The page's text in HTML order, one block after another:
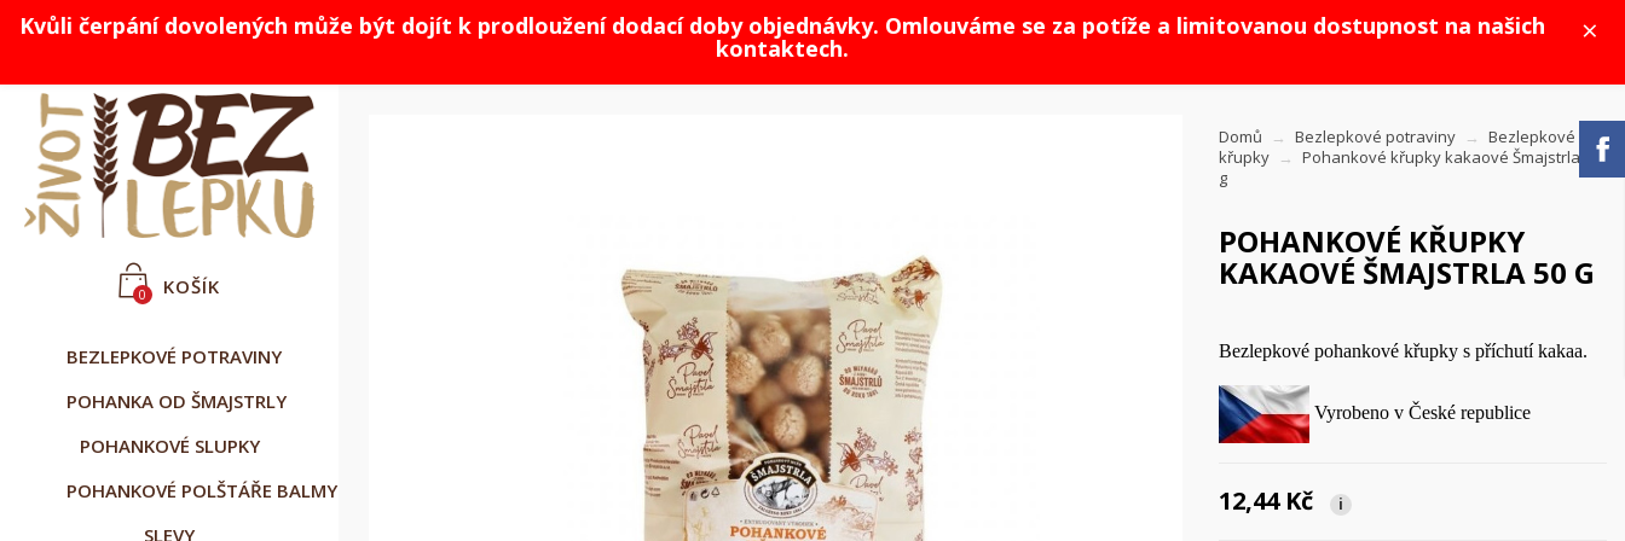
×
Kvůli čerpání dovolených může být dojít k prodloužení dodací doby objednávky. Omlouváme se za potíže a limitovanou dostupnost na našich
kontaktech.
KOŠÍK
0
BEZLEPKOVÉ POTRAVINY
POHANKA OD ŠMAJSTRLY
POHANKOVÉ SLUPKY
POHANKOVÉ POLŠTÁŘE BALMY
SLEVY
Domů Bezlepkové potraviny
Bezlepkové
křupky
Pohankové křupky kakaové Šmajstrla 50
g
POHANKOVÉ KŘUPKY
KAKAOVÉ ŠMAJSTRLA 50 G
Bezlepkové pohankové křupky s příchutí kakaa.
Vyrobeno v České republice
12,44 Kč i